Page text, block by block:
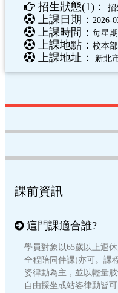
招生狀態(1)： 招
上課日期： 2026-
上課時間： 每星
上課地點： 校本
上課地址： 新北
課前資訊
這門課適合誰?
學員對象以65歲以上退
全程陪同伴課)亦可。課
姿律動為主，並以輕量
自由採坐或站姿律動皆